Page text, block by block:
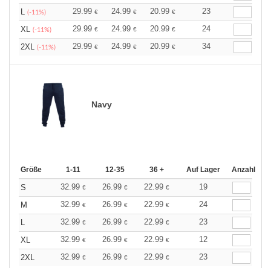
L (-11%) 29.99 € 24.99 € 20.99 €
23
XL (-11%) 29.99 € 24.99 € 20.99 €
24
2XL (-11%) 29.99 € 24.99 € 20.99 € 34
Navy
Größe 1-11 12-35 36 + Auf Lager Anzahl
S 32.99 € 26.99 € 22.99 €
19
M
32.99 € 26.99 € 22.99 €
24
L
32.99 € 26.99 € 22.99 €
23
XL
32.99 € 26.99 € 22.99 €
12
2XL
32.99 € 26.99 € 22.99 € 23